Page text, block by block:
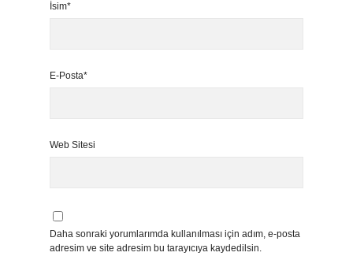
İsim*
E-Posta*
Web Sitesi
Daha sonraki yorumlarımda kullanılması için adım, e-posta
adresim ve site adresim bu tarayıcıya kaydedilsin.